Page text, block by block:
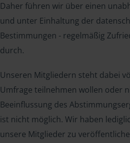
Daher führen wir über einen
und unter Einhaltung der
Bestimmungen - regelmäßig
durch.
Unseren Mitgliedern steht dabei
Umfrage teilnehmen wollen oder
Beeinflussung des
ist nicht möglich. Wir haben
unsere Mitglieder zu